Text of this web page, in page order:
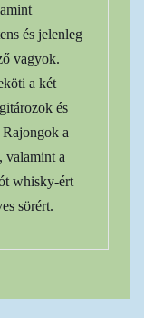
és jelenleg
vagyok.
a két
és
a
valamint a
whisky-ért
sörért.